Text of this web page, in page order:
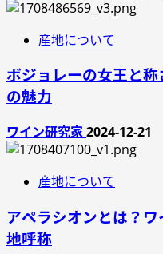
産地について
ボジョレーの女王と称
の魅力
ワイン研究家2024-12-21
産地について
アペラシオンとは？
地呼称